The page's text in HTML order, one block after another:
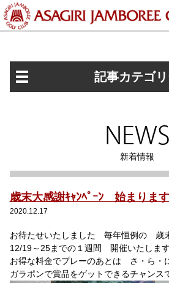
記事カテゴ
NEWS
新着情報
歳末大感謝ｷｬﾝﾍﾟｰﾝ 始まります
2020.12.17
お待たせいたしました 毎年恒例の 歳
12/19～25までの１週間 開催いたします
お得な料金でプレーのあとは さ・ら・
ガラポンで賞品をゲットできるチャンス